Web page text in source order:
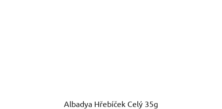
Albadya Hřebíček Celý 35g